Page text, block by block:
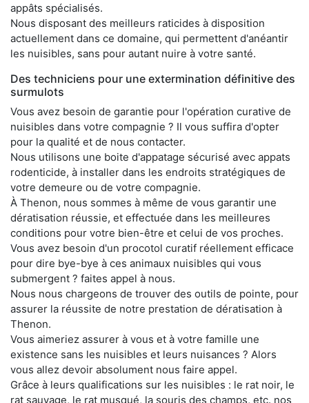
appâts spécialisés.
Nous disposant des meilleurs raticides à disposition
actuellement dans ce domaine, qui permettent d'anéantir
les nuisibles, sans pour autant nuire à votre santé.
Des techniciens pour une extermination définitive des
surmulots
Vous avez besoin de garantie pour l'opération curative de
nuisibles dans votre compagnie ? Il vous suffira d'opter
pour la qualité et de nous contacter.
Nous utilisons une boite d'appatage sécurisé avec appats
rodenticide, à installer dans les endroits stratégiques de
votre demeure ou de votre compagnie.
À Thenon, nous sommes à même de vous garantir une
dératisation réussie, et effectuée dans les meilleures
conditions pour votre bien-être et celui de vos proches.
Vous avez besoin d'un procotol curatif réellement efficace
pour dire bye-bye à ces animaux nuisibles qui vous
submergent ? faites appel à nous.
Nous nous chargeons de trouver des outils de pointe, pour
assurer la réussite de notre prestation de dératisation à
Thenon.
Vous aimeriez assurer à vous et à votre famille une
existence sans les nuisibles et leurs nuisances ? Alors
vous allez devoir absolument nous faire appel.
Grâce à leurs qualifications sur les nuisibles : le rat noir, le
rat sauvage, le rat musqué, la souris des champs, etc. nos